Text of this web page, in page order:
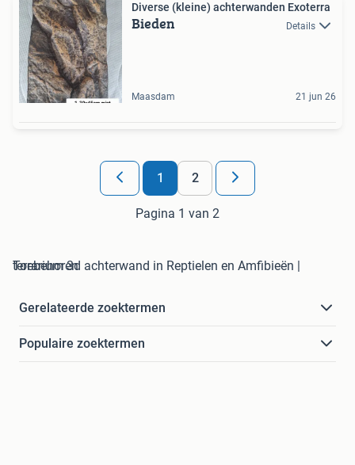
Diverse (kleine) achterwanden Exoterra
Bieden Details
Maasdam 21 jun 26
1 2
Pagina 1 van 2
terrarium 3d achterwand in Reptielen en Amfibieën | Toebehoren
Gerelateerde zoektermen
Populaire zoektermen